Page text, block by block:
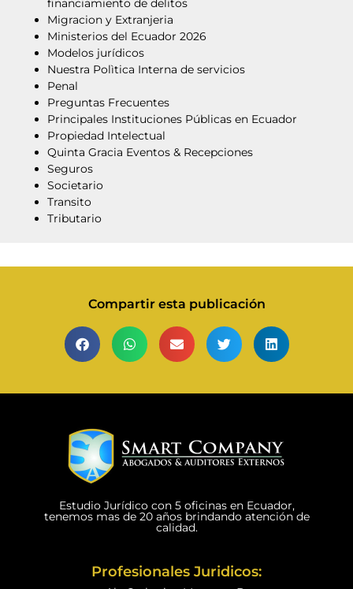
financiamiento de delitos
Migracion y Extranjeria
Ministerios del Ecuador 2026
Modelos jurídicos
Nuestra Polìtica Interna de servicios
Penal
Preguntas Frecuentes
Principales Instituciones Públicas en Ecuador
Propiedad Intelectual
Quinta Gracia Eventos & Recepciones
Seguros
Societario
Transito
Tributario
Compartir esta publicación
Estudio Jurídico con 5 oficinas en Ecuador,
tenemos mas de 20 años brindando atención de
calidad.
Profesionales Juridicos: